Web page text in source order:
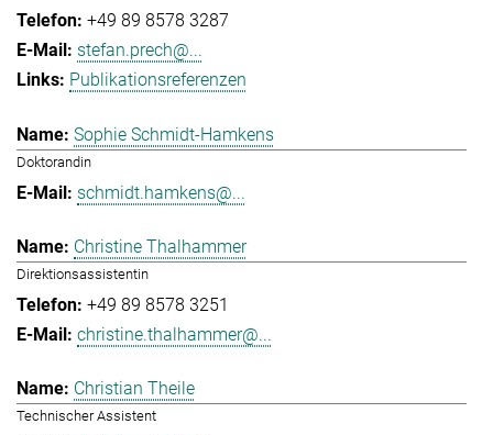
+49 89 8578 3287
stefan.prech@...
Publikationsreferenzen
Sophie Schmidt-Hamkens
Doktorandin
schmidt.hamkens@...
Christine Thalhammer
Direktionsassistentin
+49 89 8578 3251
christine.thalhammer@...
Christian Theile
Technischer Assistent